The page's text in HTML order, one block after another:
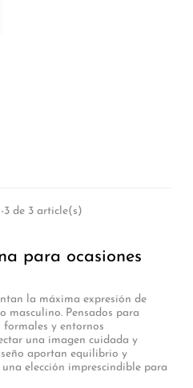
3 de 3 article(s)
para ocasiones
la máxima expresión de
masculino. Pensados para
formales y entornos
una imagen cuidada y
aportan equilibrio y
elección imprescindible para